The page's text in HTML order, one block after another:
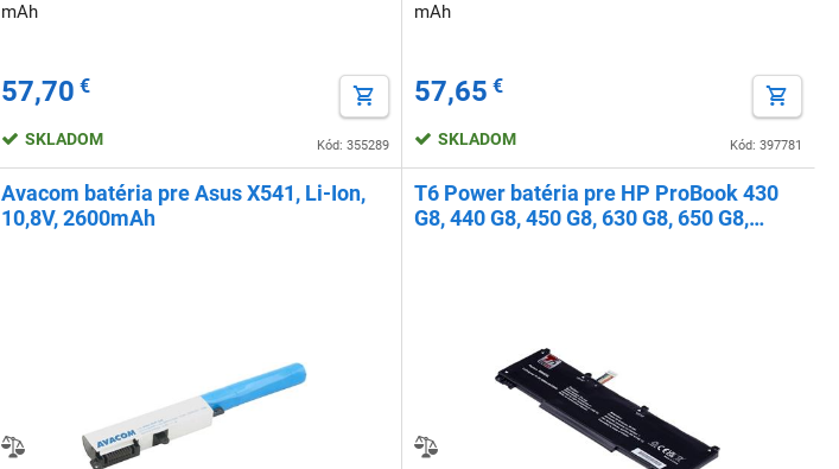
mAh
57,70 €
Kód: 355289
SKLADOM
mAh
57,65 €
Kód: 397781
SKLADOM
Avacom batéria pre Asus X541, Li-Ion,
10,8V, 2600mAh
T6 Power batéria pre HP ProBook 430
G8, 440 G8, 450 G8, 630 G8, 650 G8,